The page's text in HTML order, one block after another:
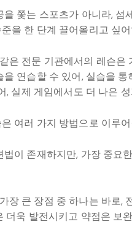
쫓는 스포츠가 아니라,
을 한 단계 끌어올리고 싶
은 전문 기관에서의 레슨
연습할 수 있어, 실습을
, 실제 게임에서도 더 나은
여러 가지 방법으로 이루
법이 존재하지만, 가장 중요
장 큰 장점 중 하나는 바로,
더욱 발전시키고 약점은 보